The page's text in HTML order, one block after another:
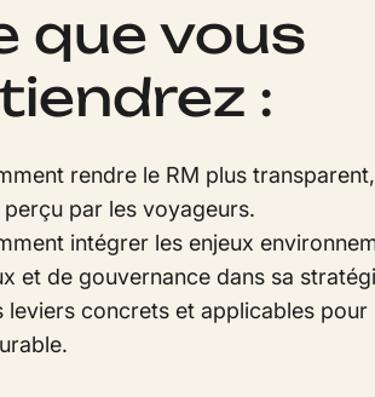
que vous
:
rendre le RM plus
perçu par les voyageurs.
intégrer les enjeux
et de gouvernance dans sa
leviers concrets et applicables pour